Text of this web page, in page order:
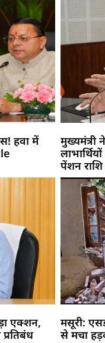
हवा में
मुख्यमंत्री
पेंशन
एक्शन,
मसूरी:
से मचा